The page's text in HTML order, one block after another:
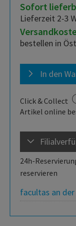
Sofort
Lieferzeit 2-3
bestellen in
In den
Click & Collect
Artikel online
24h-
reservieren
facultas an der